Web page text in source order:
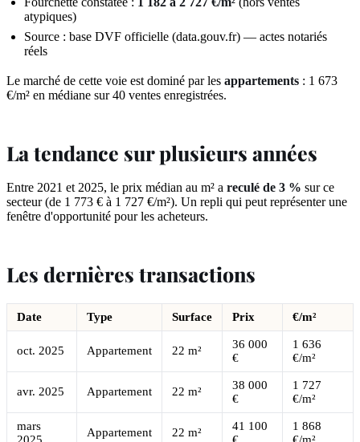
atypiques)
Source : base DVF officielle (data.gouv.fr) — actes notariés
réels
Le marché de cette voie est dominé par les appartements : 1 673
€/m² en médiane sur 40 ventes enregistrées.
La tendance sur plusieurs années
Entre 2021 et 2025, le prix médian au m² a reculé de 3 % sur ce
secteur (de 1 773 € à 1 727 €/m²). Un repli qui peut représenter une
fenêtre d'opportunité pour les acheteurs.
Les dernières transactions
Date Type Surface Prix €/m²
oct. 2025 Appartement 22 m²
36 000
€
1 636
€/m²
avr. 2025 Appartement 22 m²
38 000
€
1 727
€/m²
mars
Appartement 22 m²
41 100
1 868